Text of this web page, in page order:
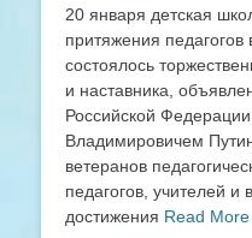
20 января детская
притяжения педагогов
состоялось
и наставника,
Российской
Владимировичем
ветеранов
педагогов, учителей
достижения Read More